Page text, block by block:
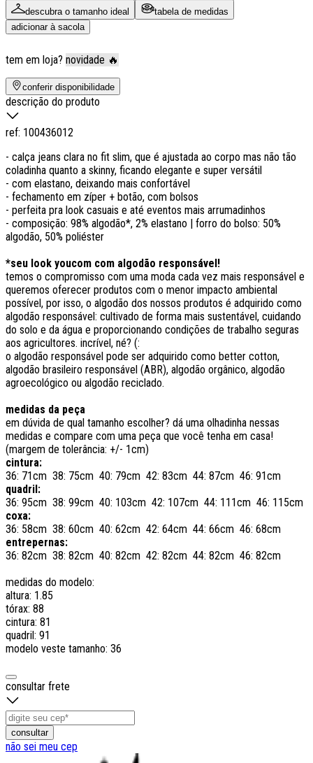
descubra o tamanho ideal
tabela de medidas
adicionar à sacola
tem em loja? novidade 🔥
conferir disponibilidade
descrição do produto
ref: 100436012
- calça jeans clara no fit slim, que é ajustada ao corpo mas não tão
coladinha quanto a skinny, ficando elegante e super versátil
- com elastano, deixando mais confortável
- fechamento em zíper + botão, com bolsos
- perfeita pra look casuais e até eventos mais arrumadinhos
- composição: 98% algodão*, 2% elastano | forro do bolso: 50%
algodão, 50% poliéster
*seu look youcom com algodão responsável!
temos o compromisso com uma moda cada vez mais responsável e
queremos oferecer produtos com o menor impacto ambiental
possível, por isso, o algodão dos nossos produtos é adquirido como
algodão responsável: cultivado de forma mais sustentável, cuidando
do solo e da água e proporcionando condições de trabalho seguras
aos agricultores. incrível, né? (:
o algodão responsável pode ser adquirido como better cotton,
algodão brasileiro responsável (ABR), algodão orgânico, algodão
agroecológico ou algodão reciclado.
medidas da peça
em dúvida de qual tamanho escolher? dá uma olhadinha nessas
medidas e compare com uma peça que você tenha em casa!
(margem de tolerância: +/- 1cm)
cintura:
36: 71cm 38: 75cm 40: 79cm 42: 83cm 44: 87cm 46: 91cm
quadril:
36: 95cm 38: 99cm 40: 103cm 42: 107cm 44: 111cm 46: 115cm
coxa:
36: 58cm 38: 60cm 40: 62cm 42: 64cm 44: 66cm 46: 68cm
entrepernas:
36: 82cm 38: 82cm 40: 82cm 42: 82cm 44: 82cm 46: 82cm
medidas do modelo:
altura: 1.85
tórax: 88
cintura: 81
quadril: 91
modelo veste tamanho: 36
consultar frete
consultar
não sei meu cep